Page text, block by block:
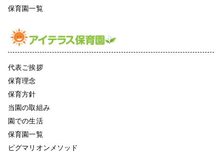
保育園一覧
代表ご挨拶
保育理念
保育方針
当園の取組み
園での生活
保育園一覧
ピグマリオンメソッド